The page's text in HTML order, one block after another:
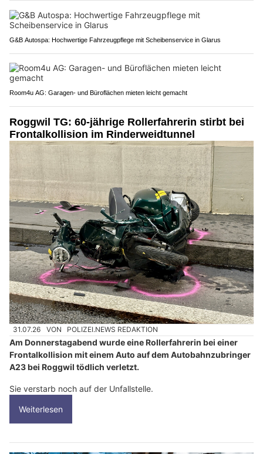
G&B Autospa: Hochwertige Fahrzeugpflege mit Scheibenservice in Glarus
Room4u AG: Garagen- und Büroflächen mieten leicht gemacht
Roggwil TG: 60-jährige Rollerfahrerin stirbt bei
Frontalkollision im Rinderweidtunnel
31.07.26 VON POLIZEI.NEWS REDAKTION
Am Donnerstagabend wurde eine Rollerfahrerin bei einer
Frontalkollision mit einem Auto auf dem Autobahnzubringer
A23 bei Roggwil tödlich verletzt.
Sie verstarb noch auf der Unfallstelle.
Weiterlesen